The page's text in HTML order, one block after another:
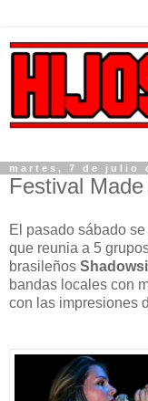
martes, 7 de julio
Festival
El pasado sábado se
que reunia a 5
brasileños
bandas locales con
con las impresiones